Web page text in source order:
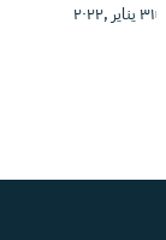
٣١ يناير ,٢٠٢٢